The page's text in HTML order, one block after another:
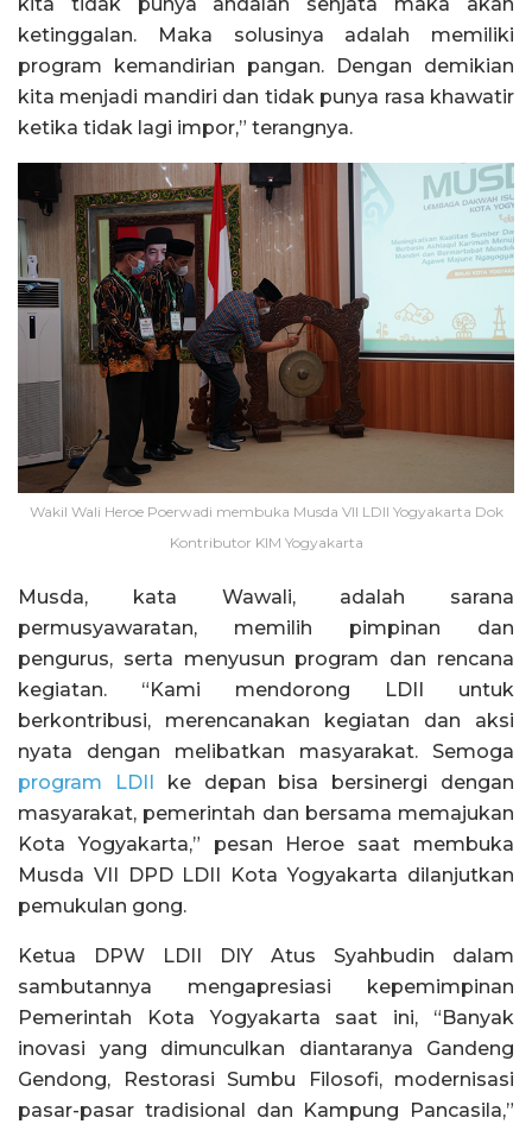
ketinggalan. Maka solusinya adalah memiliki
program kemandirian pangan. Dengan demikian
kita menjadi mandiri dan tidak punya rasa khawatir
ketika tidak lagi impor,” terangnya.
Wakil Wali Heroe Poerwadi membuka Musda VII LDII Yogyakarta Dok
Kontributor KIM Yogyakarta
Musda, kata Wawali, adalah sarana
permusyawaratan, memilih pimpinan dan
pengurus, serta menyusun program dan rencana
kegiatan. “Kami mendorong LDII untuk
berkontribusi, merencanakan kegiatan dan aksi
nyata dengan melibatkan masyarakat. Semoga
program LDII ke depan bisa bersinergi dengan
masyarakat, pemerintah dan bersama memajukan
Kota Yogyakarta,” pesan Heroe saat membuka
Musda VII DPD LDII Kota Yogyakarta dilanjutkan
pemukulan gong.
Ketua DPW LDII DIY Atus Syahbudin dalam
sambutannya mengapresiasi kepemimpinan
Pemerintah Kota Yogyakarta saat ini, “Banyak
inovasi yang dimunculkan diantaranya Gandeng
Gendong, Restorasi Sumbu Filosofi, modernisasi
pasar-pasar tradisional dan Kampung Pancasila,”